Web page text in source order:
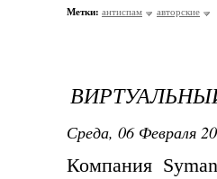
Метки: антиспам авторские
Среда, 06 Февраля
Компания